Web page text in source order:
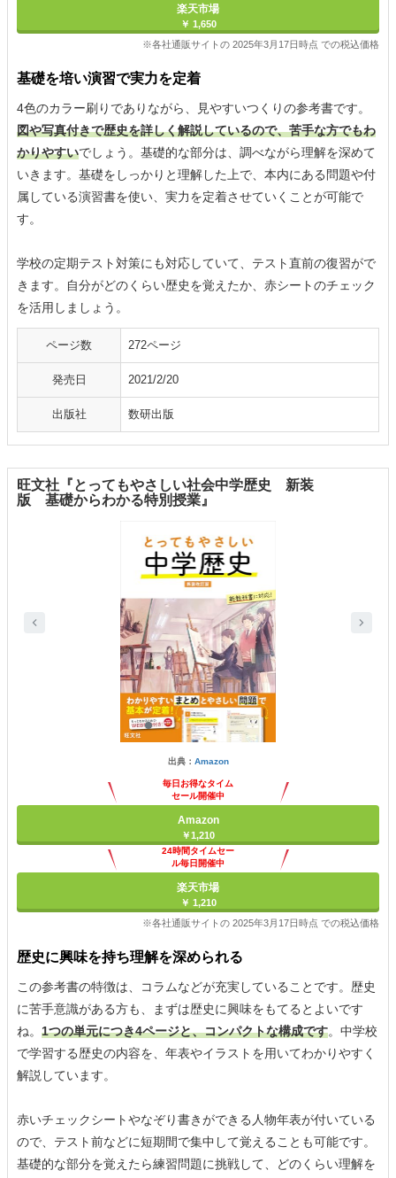
楽天市場
￥ 1,650
※各社通販サイトの 2025年3月17日時点 での税込価格
基礎を培い演習で実力を定着
4色のカラー刷りでありながら、見やすいつくりの参考書です。
図や写真付きで歴史を詳しく解説しているので、苦手な方でもわ
かりやすいでしょう。基礎的な部分は、調べながら理解を深めて
いきます。基礎をしっかりと理解した上で、本内にある問題や付
属している演習書を使い、実力を定着させていくことが可能で
す。
学校の定期テスト対策にも対応していて、テスト直前の復習がで
きます。自分がどのくらい歴史を覚えたか、赤シートのチェック
を活用しましょう。
ページ数 272ページ
発売日 2021/2/20
出版社 数研出版
旺文社『とってもやさしい社会中学歴史 新装
版 基礎からわかる特別授業』
出典： Amazon
毎日お得なタイム
セール開催中
Amazon
￥1,210
24時間タイムセー
ル毎日開催中
楽天市場
￥ 1,210
※各社通販サイトの 2025年3月17日時点 での税込価格
歴史に興味を持ち理解を深められる
この参考書の特徴は、コラムなどが充実していることです。歴史
に苦手意識がある方も、まずは歴史に興味をもてるとよいです
ね。 1つの単元につき4ページと、コンパクトな構成です。中学校
で学習する歴史の内容を、年表やイラストを用いてわかりやすく
解説しています。
赤いチェックシートやなぞり書きができる人物年表が付いている
ので、テスト前などに短期間で集中して覚えることも可能です。
基礎的な部分を覚えたら練習問題に挑戦して、どのくらい理解を